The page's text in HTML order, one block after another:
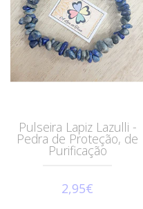
Pulseira Lapiz Lazulli -
Pedra de Proteção, de
Purificação
2,95€